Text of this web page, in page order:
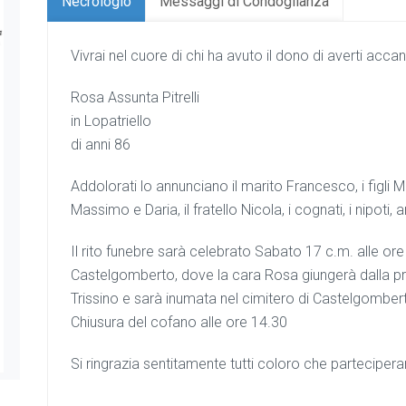
Vivrai nel cuore di chi ha avuto il dono di averti
Rosa Assunta Pitrelli
in Lopatriello
di anni 86
Addolorati lo annunciano il marito Francesco, i figli
Massimo e Daria, il fratello Nicola, i cognati, i nipoti,
Il rito funebre sarà celebrato Sabato 17 c.m. alle
Castelgomberto, dove la cara Rosa giungerà dalla
Trissino e sarà inumata nel cimitero di
Chiusura del cofano alle ore 14.30
Si ringrazia sentitamente tutti coloro che